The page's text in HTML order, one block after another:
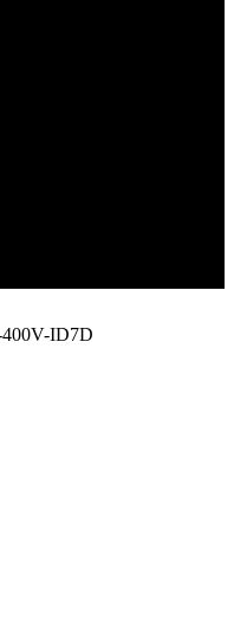
400V-ID7D